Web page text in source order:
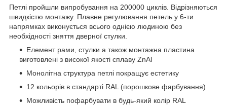
Петлі пройшли випробування на 200000 циклів. Відрізняються
швидкістю монтажу. Плавне регулювання петель у 6-ти
напрямках виконується всього однією людиною без
необхідності зняття дверної стулки.
Елемент рами, стулки а також монтажна пластина
виготовлені з високої якості сплаву ZnAl
Монолітна структура петлі покращує естетику
12 кольорів в стандарті RAL (порошкове фарбування)
Можливість пофарбувати в будь-який колір RAL